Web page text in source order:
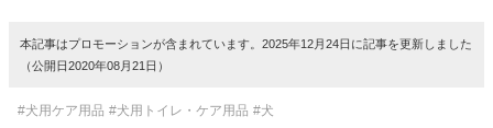
本記事はプロモーションが含まれています。2025年12月24日に記事を更新しました
（公開日2020年08月21日）
#犬用ケア用品 #犬用トイレ・ケア用品 #犬